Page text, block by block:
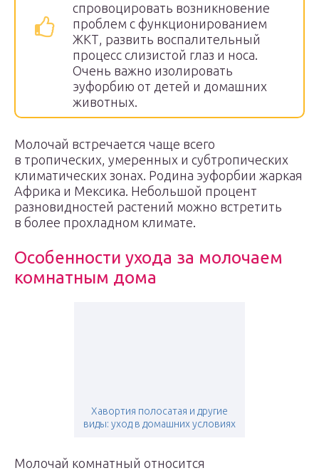
спровоцировать возникновение
проблем с функционированием
ЖКТ, развить воспалительный
процесс слизистой глаз и носа.
Очень важно изолировать
эуфорбию от детей и домашних
животных.
Молочай встречается чаще всего
в тропических, умеренных и субтропических
климатических зонах. Родина эуфорбии жаркая
Африка и Мексика. Небольшой процент
разновидностей растений можно встретить
в более прохладном климате.
Особенности ухода за молочаем
комнатным дома
Хавортия полосатая и другие
виды: уход в домашних условиях
Молочай комнатный относится